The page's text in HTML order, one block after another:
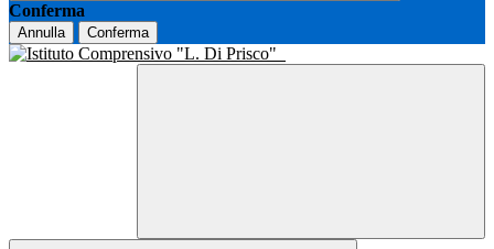
Conferma
Annulla Conferma